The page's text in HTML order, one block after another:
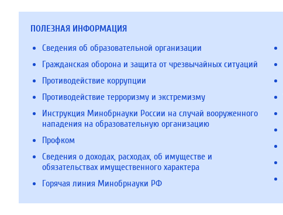
ПОЛЕЗНАЯ ИНФОРМАЦИЯ
Сведения об образовательной организации
Гражданская оборона и защита от чрезвычайных ситуаций
Противодействие коррупции
Противодействие терроризму и экстремизму
Инструкция Минобрнауки России на случай вооруженного
нападения на образовательную организацию
Профком
Сведения о доходах, расходах, об имуществе и
обязательствах имущественного характера
Горячая линия Минобрнауки РФ